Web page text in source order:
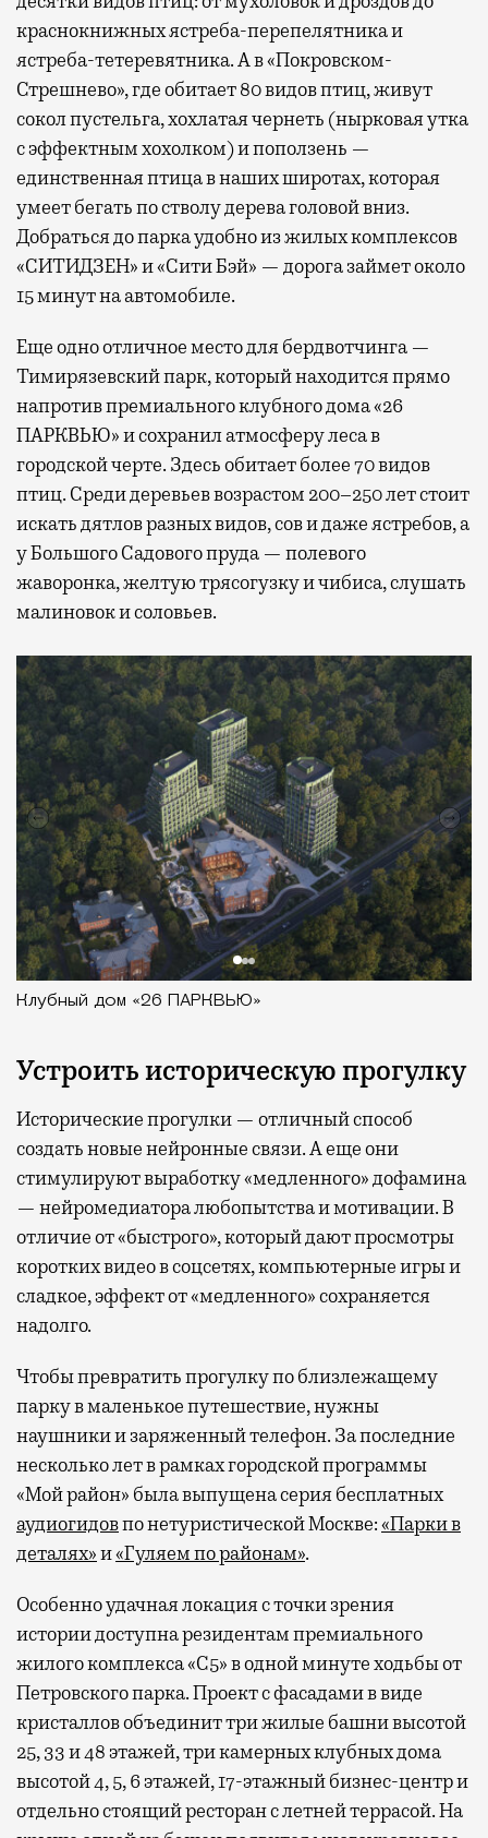
краснокнижных ястреба-перепелятника и
ястреба-тетеревятника. А в «Покровском-
Стрешнево», где обитает 80 видов птиц, живут
сокол пустельга, хохлатая чернеть (нырковая утка
с эффектным хохолком) и поползень —
единственная птица в наших широтах, которая
умеет бегать по стволу дерева головой вниз.
Добраться до парка удобно из жилых комплексов
«СИТИДЗЕН» и «Сити Бэй» — дорога займет около
15 минут на автомобиле.
Еще одно отличное место для бердвотчинга —
Тимирязевский парк, который находится прямо
напротив премиального клубного дома «26
ПАРКВЬЮ» и сохранил атмосферу леса в
городской черте. Здесь обитает более 70 видов
птиц. Среди деревьев возрастом 200–250 лет стоит
искать дятлов разных видов, сов и даже ястребов, а
у Большого Садового пруда — полевого
жаворонка, желтую трясогузку и чибиса, слушать
малиновок и соловьев.
Клубный дом «26 ПАРКВЬЮ»
Устроить историческую прогулку
Исторические прогулки — отличный способ
создать новые нейронные связи. А еще они
стимулируют выработку «медленного» дофамина
— нейромедиатора любопытства и мотивации. В
отличие от «быстрого», который дают просмотры
коротких видео в соцсетях, компьютерные игры и
сладкое, эффект от «медленного» сохраняется
надолго.
Чтобы превратить прогулку по близлежащему
парку в маленькое путешествие, нужны
наушники и заряженный телефон. За последние
несколько лет в рамках городской программы
«Мой район» была выпущена серия бесплатных
аудиогидовпо нетуристической Москве:«Парки в
деталях»и«Гуляем по районам».
Особенно удачная локация с точки зрения
истории доступна резидентам премиального
жилого комплекса «С5»в одной минуте ходьбы от
Петровского парка. Проект с фасадами в виде
кристаллов объединит три жилые башни высотой
25, 33 и 48 этажей, три камерных клубных дома
высотой 4, 5, 6 этажей, 17-этажный бизнес-центр и
отдельно стоящий ресторан с летней террасой. На